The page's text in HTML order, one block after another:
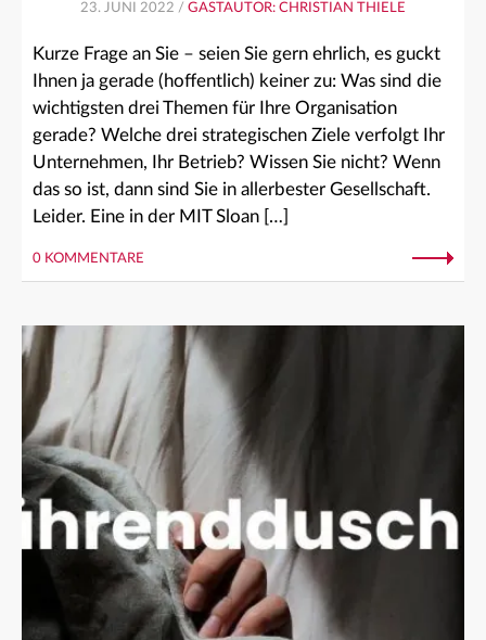
23. JUNI 2022 / GASTAUTOR: CHRISTIAN THIELE
Kurze Frage an Sie – seien Sie gern ehrlich, es guckt
Ihnen ja gerade (hoffentlich) keiner zu: Was sind die
wichtigsten drei Themen für Ihre Organisation
gerade? Welche drei strategischen Ziele verfolgt Ihr
Unternehmen, Ihr Betrieb? Wissen Sie nicht? Wenn
das so ist, dann sind Sie in allerbester Gesellschaft.
Leider. Eine in der MIT Sloan […]
0 KOMMENTARE